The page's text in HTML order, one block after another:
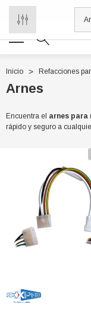
Inicio Refacciones
Arnes
Encuentra el arnes
rápido y seguro a
7614